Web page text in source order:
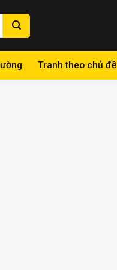
Tranh theo chủ đề